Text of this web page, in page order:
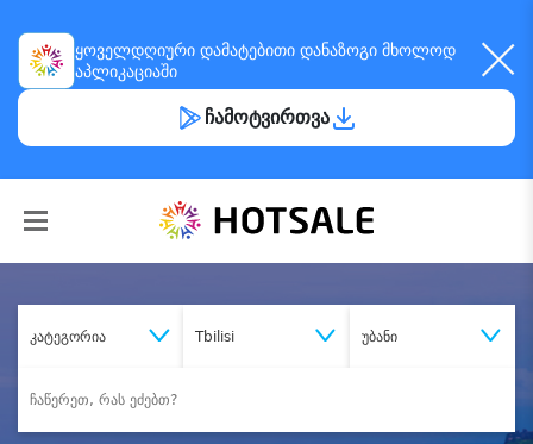
ყოველდღიური დამატებითი დანაზოგი მხოლოდ
აპლიკაციაში
ჩამოტვირთვა
კატეგორია Tbilisi უბანი